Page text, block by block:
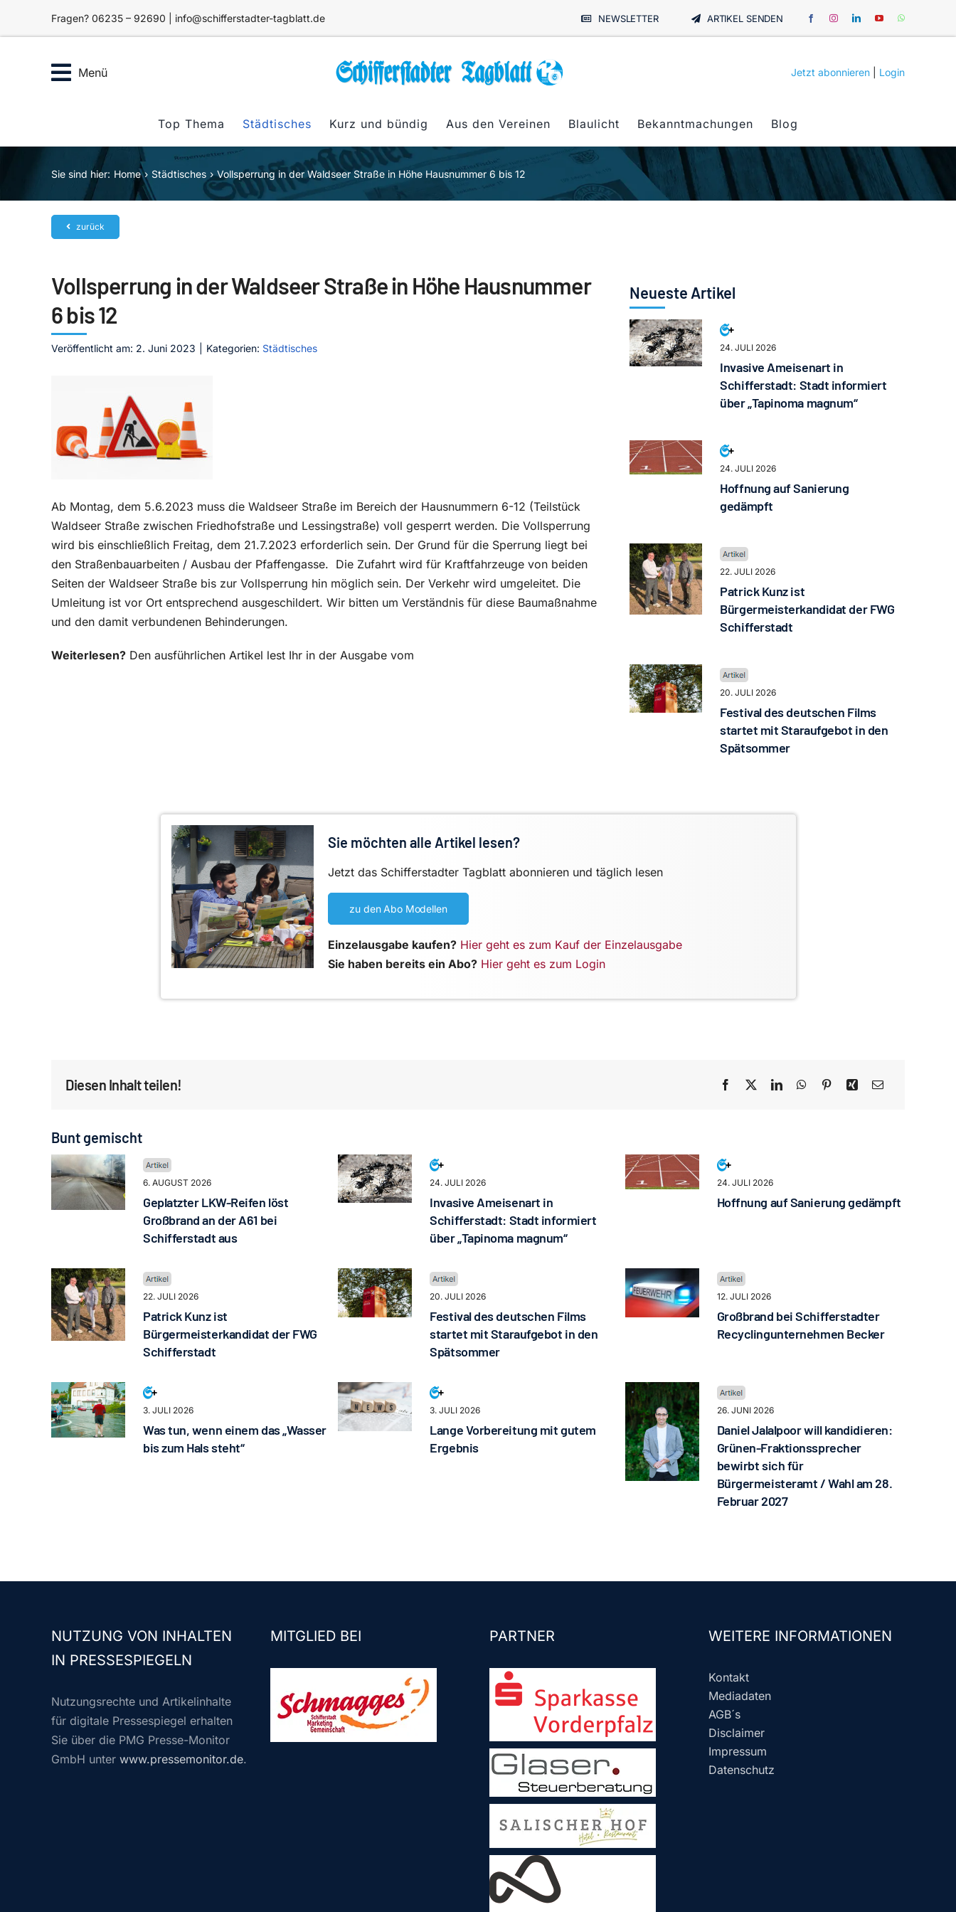
Fragen? 06235 – 92690 | info@schifferstadter-tagblatt.de NEWSLETTER ARTIKEL SENDEN
Menü Jetzt abonnieren Login
Top Thema Städtisches Kurz und bündig Aus den Vereinen Blaulicht Bekanntmachungen Blog
Sie sind hier: Home Städtisches Vollsperrung in der Waldseer Straße in Höhe Hausnummer 6 bis 12
zurück
Vollsperrung in der Waldseer Straße in Höhe Hausnummer
6 bis 12
Veröffentlicht am: 2. Juni 2023 Kategorien: Städtisches
Ab Montag, dem 5.6.2023 muss die Waldseer Straße im Bereich der Hausnummern 6-12 (Teilstück
Waldseer Straße zwischen Friedhofstraße und Lessingstraße) voll gesperrt werden. Die Vollsperrung
wird bis einschließlich Freitag, dem 21.7.2023 erforderlich sein. Der Grund für die Sperrung liegt bei
den Straßenbauarbeiten / Ausbau der Pfaffengasse. Die Zufahrt wird für Kraftfahrzeuge von beiden
Seiten der Waldseer Straße bis zur Vollsperrung hin möglich sein. Der Verkehr wird umgeleitet. Die
Umleitung ist vor Ort entsprechend ausgeschildert. Wir bitten um Verständnis für diese Baumaßnahme
und den damit verbundenen Behinderungen.
Weiterlesen? Den ausführlichen Artikel lest Ihr in der Ausgabe vom
Neueste Artikel
24. JULI 2026
Invasive Ameisenart in
Schifferstadt: Stadt informiert
über „Tapinoma magnum“
24. JULI 2026
Hoffnung auf Sanierung
gedämpft
22. JULI 2026
Patrick Kunz ist
Bürgermeisterkandidat der FWG
Schifferstadt
20. JULI 2026
Festival des deutschen Films
startet mit Staraufgebot in den
Spätsommer
Sie möchten alle Artikel lesen?
Jetzt das Schifferstadter Tagblatt abonnieren und täglich lesen
zu den Abo Modellen
Einzelausgabe kaufen? Hier geht es zum Kauf der Einzelausgabe
Sie haben bereits ein Abo? Hier geht es zum Login
Diesen Inhalt teilen!
Bunt gemischt
6. AUGUST 2026
Geplatzter LKW-Reifen löst
Großbrand an der A61 bei
Schifferstadt aus
24. JULI 2026
Invasive Ameisenart in
Schifferstadt: Stadt informiert
über „Tapinoma magnum“
24. JULI 2026
Hoffnung auf Sanierung gedämpft
22. JULI 2026
Patrick Kunz ist
Bürgermeisterkandidat der FWG
Schifferstadt
20. JULI 2026
Festival des deutschen Films
startet mit Staraufgebot in den
Spätsommer
12. JULI 2026
Großbrand bei Schifferstadter
Recyclingunternehmen Becker
3. JULI 2026
Was tun, wenn einem das „Wasser
bis zum Hals steht“
3. JULI 2026
Lange Vorbereitung mit gutem
Ergebnis
26. JUNI 2026
Daniel Jalalpoor will kandidieren:
Grünen-Fraktionssprecher
bewirbt sich für
Bürgermeisteramt / Wahl am 28.
Februar 2027
NUTZUNG VON INHALTEN
IN PRESSESPIEGELN
Nutzungsrechte und Artikelinhalte
für digitale Pressespiegel erhalten
Sie über die PMG Presse-Monitor
GmbH unter www.pressemonitor.de.
MITGLIED BEI PARTNER WEITERE INFORMATIONEN
Kontakt
Mediadaten
AGB´s
Disclaimer
Impressum
Datenschutz